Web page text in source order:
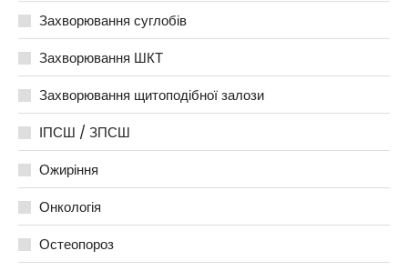
Захворювання суглобів
Захворювання ШКТ
Захворювання щитоподібної залози
ІПСШ / ЗПСШ
Ожиріння
Онкологія
Остеопороз